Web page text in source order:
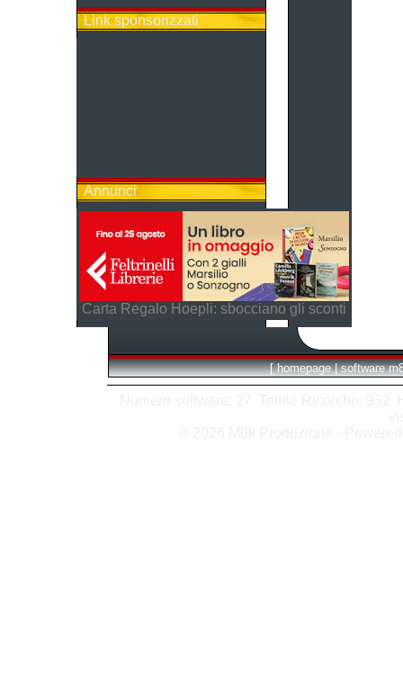
Link sponsorizzati
Annunci
Carta Regalo Hoepli: sbocciano gli sconti
[ homepage | software